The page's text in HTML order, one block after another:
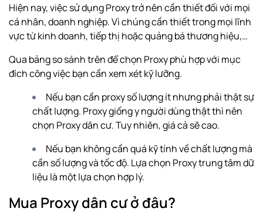
Hiện nay, việc sử dụng Proxy trở nên cần thiết đối với mọi
cá nhân, doanh nghiệp. Vì chúng cần thiết trong mọi lĩnh
vực từ kinh doanh, tiếp thị hoặc quảng bá thương hiệu,…
Qua bảng so sánh trên để chọn Proxy phù hợp với mục
đích công việc bạn cần xem xét kỹ lưỡng.
Nếu bạn cần proxy số lượng ít nhưng phải thật sự
chất lượng. Proxy giống y người dùng thật thì nên
chọn Proxy dân cư. Tuy nhiên, giá cả sẽ cao.
Nếu bạn không cần quá kỹ tính về chất lượng mà
cần số lượng và tốc độ. Lựa chọn Proxy trung tâm dữ
liệu là một lựa chọn hợp lý.
Mua Proxy dân cư ở đâu?